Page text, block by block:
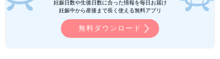
妊娠日数や生後日数に合った情報を毎日お届け
妊娠中から産後まで長く使える無料アプリ
無料ダウンロード